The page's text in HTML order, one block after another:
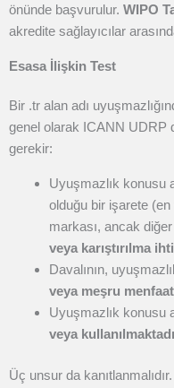
önünde başvurulur. WIPO
akredite sağlayıcılar
Esasa İlişkin Test
Bir .tr alan adı
genel olarak ICANN UDRP
gerekir:
Uyuşmazlık konusu
olduğu bir işarete (en
markası, ancak
veya karıştırılma
Davalının,
veya meşru
Uyuşmazlık konusu
veya
Üç unsur da